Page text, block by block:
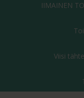
IIMAINEN
Viisi